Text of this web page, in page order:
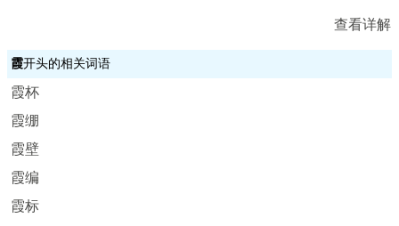
查看详解
霞开头的相关词语
霞杯
霞绷
霞壁
霞编
霞标